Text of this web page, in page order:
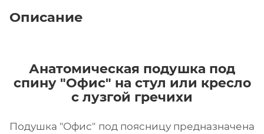
Описание
Анатомическая подушка под
спину "Офис" на стул или кресло
с лузгой гречихи
Подушка "Офис" под поясницу предназначена